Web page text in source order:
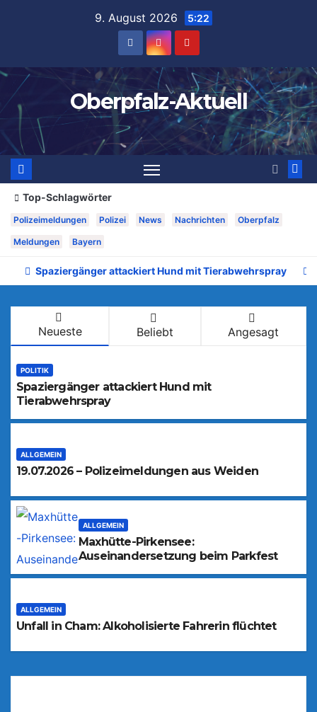
9. August 2026 5:22
Oberpfalz-Aktuell
Top-Schlagwörter
Polizeimeldungen Polizei News Nachrichten Oberpfalz
Meldungen Bayern
Spaziergänger attackiert Hund mit Tierabwehrspray
Neueste Beliebt Angesagt
POLITIK
Spaziergänger attackiert Hund mit
Tierabwehrspray
ALLGEMEIN
19.07.2026 – Polizeimeldungen aus Weiden
ALLGEMEIN
Maxhütte-Pirkensee:
Auseinandersetzung beim Parkfest
ALLGEMEIN
Unfall in Cham: Alkoholisierte Fahrerin flüchtet